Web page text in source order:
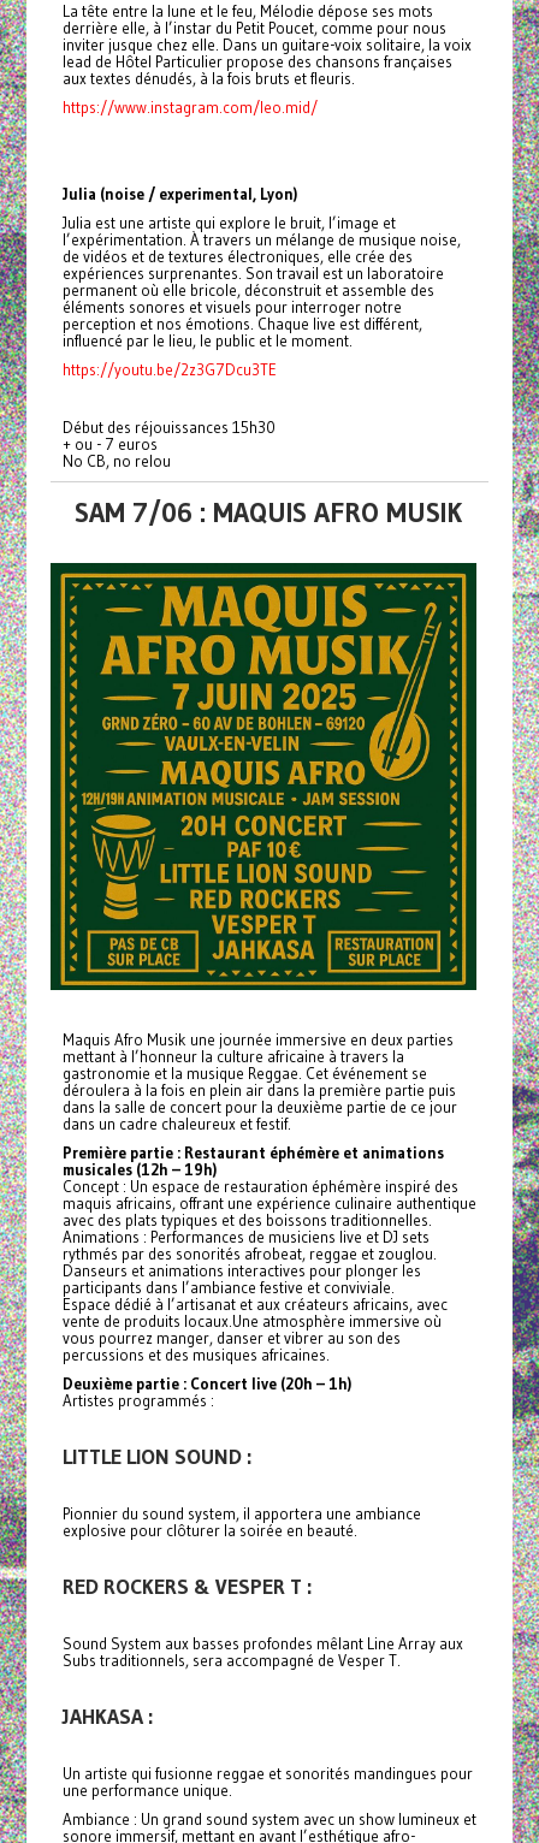
La tête entre la lune et le feu, Mélodie dépose ses mots
derrière elle, à l’instar du Petit Poucet, comme pour nous
inviter jusque chez elle. Dans un guitare-voix solitaire, la voix
lead de Hôtel Particulier propose des chansons françaises
aux textes dénudés, à la fois bruts et fleuris.
https://www.instagram.com/leo.mid/
Julia (noise / experimental, Lyon)
Julia est une artiste qui explore le bruit, l’image et
l’expérimentation. À travers un mélange de musique noise,
de vidéos et de textures électroniques, elle crée des
expériences surprenantes. Son travail est un laboratoire
permanent où elle bricole, déconstruit et assemble des
éléments sonores et visuels pour interroger notre
perception et nos émotions. Chaque live est différent,
influencé par le lieu, le public et le moment.
https://youtu.be/2z3G7Dcu3TE
Début des réjouissances 15h30
+ ou - 7 euros
No CB, no relou
SAM 7/06 : MAQUIS AFRO MUSIK
Maquis Afro Musik une journée immersive en deux parties
mettant à l’honneur la culture africaine à travers la
gastronomie et la musique Reggae. Cet événement se
déroulera à la fois en plein air dans la première partie puis
dans la salle de concert pour la deuxième partie de ce jour
dans un cadre chaleureux et festif.
Première partie : Restaurant éphémère et animations
musicales (12h – 19h)
Concept : Un espace de restauration éphémère inspiré des
maquis africains, offrant une expérience culinaire authentique
avec des plats typiques et des boissons traditionnelles.
Animations : Performances de musiciens live et DJ sets
rythmés par des sonorités afrobeat, reggae et zouglou.
Danseurs et animations interactives pour plonger les
participants dans l’ambiance festive et conviviale.
Espace dédié à l’artisanat et aux créateurs africains, avec
vente de produits locaux.Une atmosphère immersive où
vous pourrez manger, danser et vibrer au son des
percussions et des musiques africaines.
Deuxième partie : Concert live (20h – 1h)
Artistes programmés :
LITTLE LION SOUND :
Pionnier du sound system, il apportera une ambiance
explosive pour clôturer la soirée en beauté.
RED ROCKERS & VESPER T :
Sound System aux basses profondes mêlant Line Array aux
Subs traditionnels, sera accompagné de Vesper T.
JAHKASA :
Un artiste qui fusionne reggae et sonorités mandingues pour
une performance unique.
Ambiance : Un grand sound system avec un show lumineux et
sonore immersif, mettant en avant l’esthétique afro-